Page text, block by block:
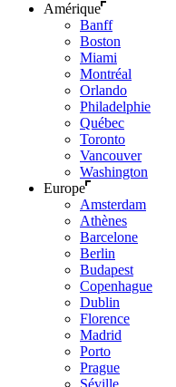
Amérique
Banff
Boston
Miami
Montréal
Orlando
Philadelphie
Québec
Toronto
Vancouver
Washington
Europe
Amsterdam
Athènes
Barcelone
Berlin
Budapest
Copenhague
Dublin
Florence
Madrid
Porto
Prague
Séville